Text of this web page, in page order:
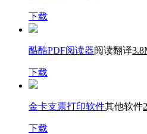
下载
酷酷PDF阅读器阅读翻译
下载
金卡支票打印软件其他软件
下载